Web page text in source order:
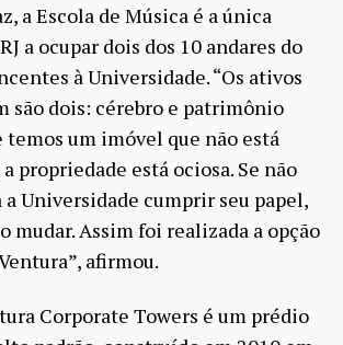
a Escola de Música é a única
a ocupar dois dos 10 andares do
à Universidade. “Os ativos
são dois: cérebro e patrimônio
um imóvel que não está
propriedade está ociosa. Se não
a Universidade cumprir seu papel,
mudar. Assim foi realizada a opção
afirmou.
Corporate Towers é um prédio